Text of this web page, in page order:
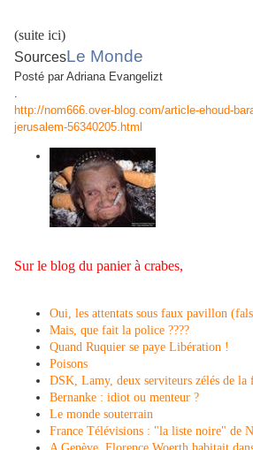
(suite ici)
SourcesLe Monde
Posté par Adriana Evangelizt
http://nom666.over-blog.com/article-ehoud-
jerusalem-56340205.html
Sur le blog du panier à crabes,
Oui, les attentats sous faux pavillon
Mais, que fait la police ????
Quand Ruquier se paye Libération !
Poisons
DSK, Lamy, deux serviteurs zélés de la
Bernanke : idiot ou menteur ?
Le monde souterrain
France Télévisions : "la liste noire" de